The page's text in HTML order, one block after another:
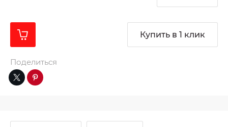
Купить в 1 клик
Поделиться